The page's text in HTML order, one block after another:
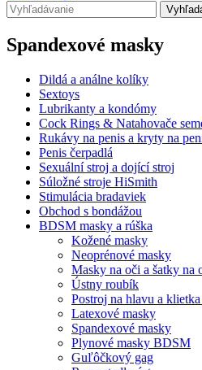
Spandexové masky
Dildá a análne kolíky
Sextoys
Lubrikanty a kondómy
Cock Rings & Natahovače
Rukávy na penis a kryty na
Penis čerpadlá
Sexuální stroj a dojící stroj
Súložné stroje HiSmith
Stimulácia bradaviek
Obchod s bondážou
BDSM masky a rúška
Kožené masky
Neoprénové masky
Masky na oči a šatky na
Ústny roubík
Postroj na hlavu a
Latexové masky
Spandexové masky
Plynové masky BDSM
Guľôčkový gag